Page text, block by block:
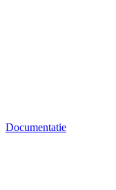
Documentatie